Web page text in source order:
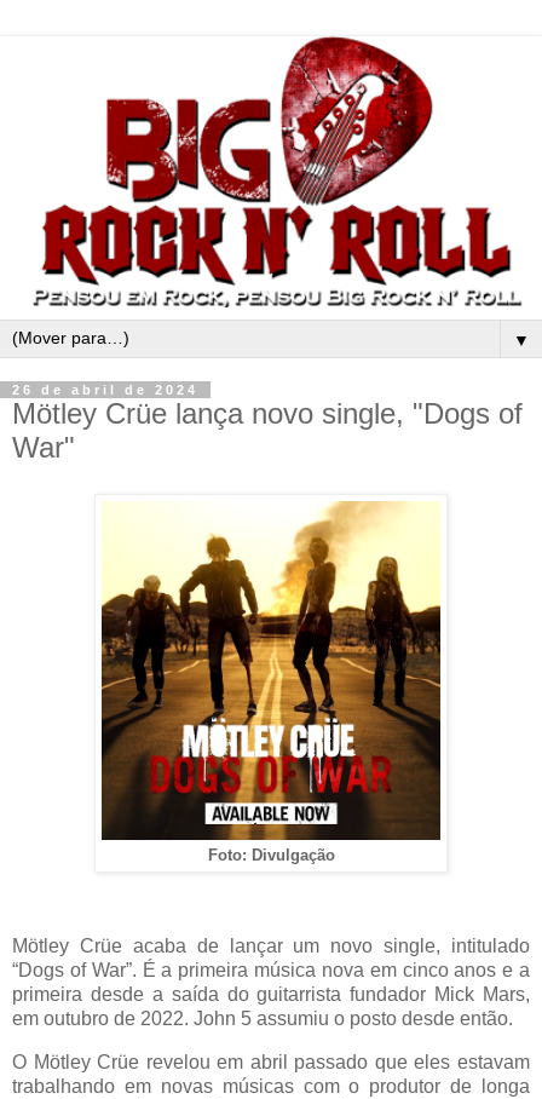
▼
26 de abril de 2024
Mötley Crüe lança novo single, "Dogs of
War"
Foto: Divulgação
Mötley Crüe acaba de lançar um novo single, intitulado
“Dogs of War”. É a primeira música nova em cinco anos e a
primeira desde a saída do guitarrista fundador Mick Mars,
em outubro de 2022. John 5 assumiu o posto desde então.
O Mötley Crüe revelou em abril passado que eles estavam
trabalhando em novas músicas com o produtor de longa